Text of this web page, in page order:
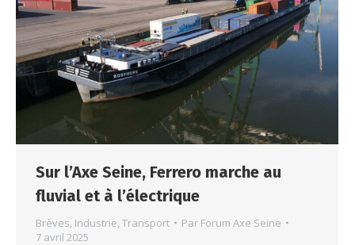
Sur l’Axe Seine, Ferrero marche au
fluvial et à l’électrique
Brèves, Industrie, Transport Par Forum Axe Seine
7 avril 2025